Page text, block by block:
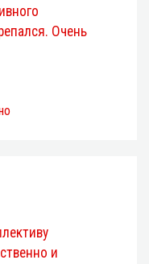
Очень
и